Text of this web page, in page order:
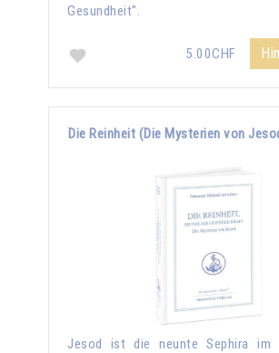
Gesundheit".
5.00CHF
Die Reinheit (Die Mysterien von
Jesod ist die neunte Sephira im